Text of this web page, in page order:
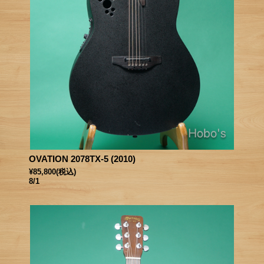
OVATION 2078TX-5 (2010)
¥85,800(税込)
8/1